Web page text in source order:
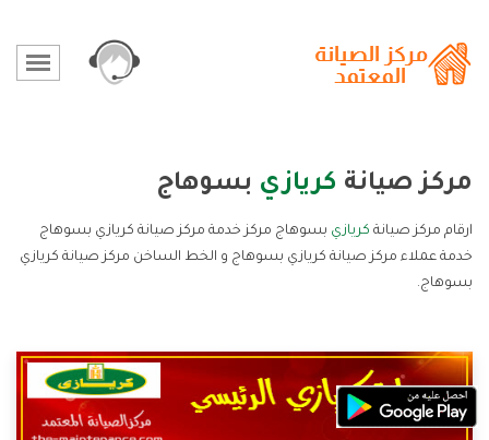
مركز صيانة كريازي بسوهاج
ارقام مركز صيانة كريازي بسوهاج مركز خدمة مركز صيانة كريازي بسوهاج
خدمة عملاء مركز صيانة كريازي بسوهاج و الخط الساخن مركز صيانة كريازي
بسوهاج.